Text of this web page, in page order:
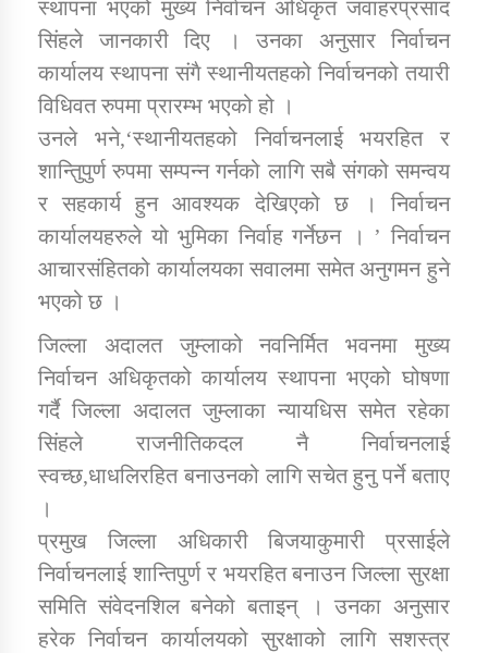
कार्यक्रम कार्यान्वयन एकाई जुम्लाको सुचना
कर्णाली प्राविधि शिक्षालय जुम्लाको सुचना
तातोपानी गाउँपालिकाको न्यायिक समिति सम्बन्धी सन्देश
तातोपानी गाउँपालिका जुम्लाको महिला तथा लैङ्गिक हिंसा
सम्बन्धी सूचना सन्देश
स्थापना भएको मुख्य निर्वाचन अधिकृत जवाहरप्रसाद
सिंहले जानकारी दिए । उनका अनुसार निर्वाचन
कार्यालय स्थापना संगै स्थानीयतहको निर्वाचनको तयारी
विधिवत रुपमा प्रारम्भ भएको हो ।
उनले भने,‘स्थानीयतहको निर्वाचनलाई भयरहित र
शान्तिुपुर्ण रुपमा सम्पन्न गर्नको लागि सबै संगको समन्वय
र सहकार्य हुन आवश्यक देखिएको छ । निर्वाचन
कार्यालयहरुले यो भुमिका निर्वाह गर्नेछन । ’ निर्वाचन
आचारसंहितको कार्यालयका सवालमा समेत अनुगमन हुने
भएको छ ।
जिल्ला अदालत जुम्लाको नवनिर्मित भवनमा मुख्य
निर्वाचन अधिकृतको कार्यालय स्थापना भएको घोषणा
गर्दै जिल्ला अदालत जुम्लाका न्यायधिस समेत रहेका
सिंहले राजनीतिकदल नै निर्वाचनलाई
स्वच्छ,धाधलिरहित बनाउनको लागि सचेत हुनु पर्ने बताए
।
प्रमुख जिल्ला अधिकारी बिजयाकुमारी प्रसाईले
निर्वाचनलाई शान्तिपुर्ण र भयरहित बनाउन जिल्ला सुरक्षा
समिति संवेदनशिल बनेको बताइन् । उनका अनुसार
हरेक निर्वाचन कार्यालयको सुरक्षाको लागि सशस्त्र